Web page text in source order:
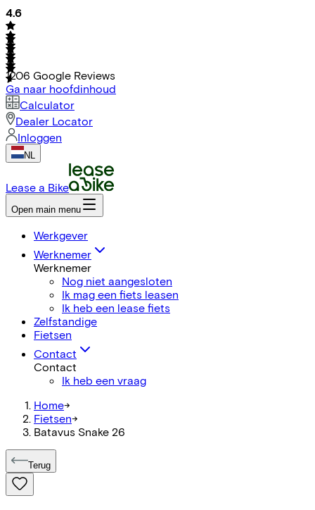
4.6
1206 Google Reviews
Ga naar hoofdinhoud
Calculator
Dealer Locator
Inloggen
NL
Lease a Bike
Open main menu
Werkgever
Werknemer
Werknemer
Nog niet aangesloten
Ik mag een fiets leasen
Ik heb een lease fiets
Zelfstandige
Fietsen
Contact
Contact
Ik heb een vraag
Home->
Fietsen->
Batavus Snake 26
Terug